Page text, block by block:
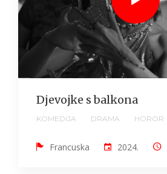
Djevojke s balkona
KOMEDIJA DRAMA HOROR
Francuska 2024.